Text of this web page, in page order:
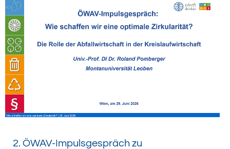
2. ÖWAV-Impulsgespräch zu